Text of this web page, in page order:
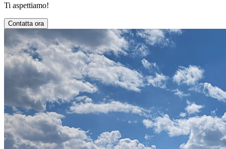
Ti aspettiamo!
Contatta ora